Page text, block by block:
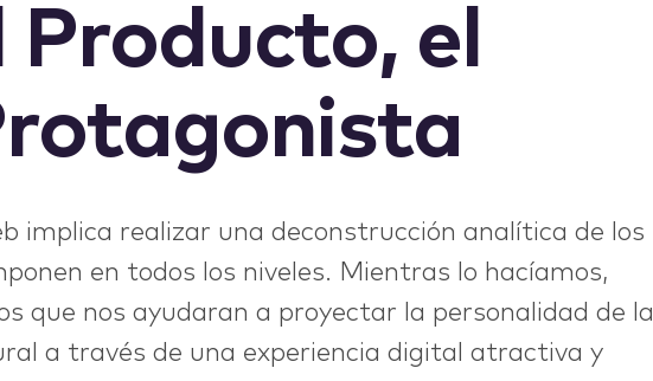
Producto, el
implica realizar una deconstrucción analítica de los
en todos los niveles. Mientras lo hacíamos,
que nos ayudaran a proyectar la personalidad de la
a través de una experiencia digital atractiva y